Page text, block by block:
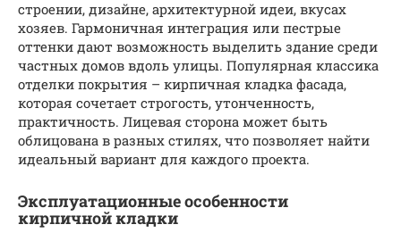
строении, дизайне, архитектурной идеи, вкусах
хозяев. Гармоничная интеграция или пестрые
оттенки дают возможность выделить здание среди
частных домов вдоль улицы. Популярная классика
отделки покрытия – кирпичная кладка фасада,
которая сочетает строгость, утонченность,
практичность. Лицевая сторона может быть
облицована в разных стилях, что позволяет найти
идеальный вариант для каждого проекта.
Эксплуатационные особенности
кирпичной кладки